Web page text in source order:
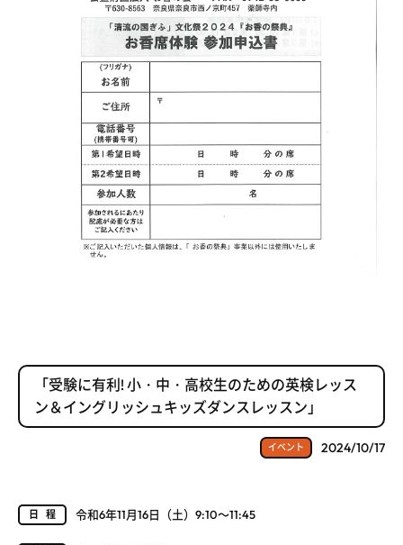
「受験に有利! 小・中・高校生のための英検レッス
ン＆イングリッシュキッズダンスレッスン」
イベント 2024/10/17
日程 令和6年11月16日（土）9:10～11:45